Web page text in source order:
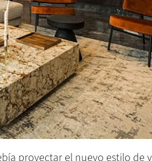
proyectar el nuevo estilo de